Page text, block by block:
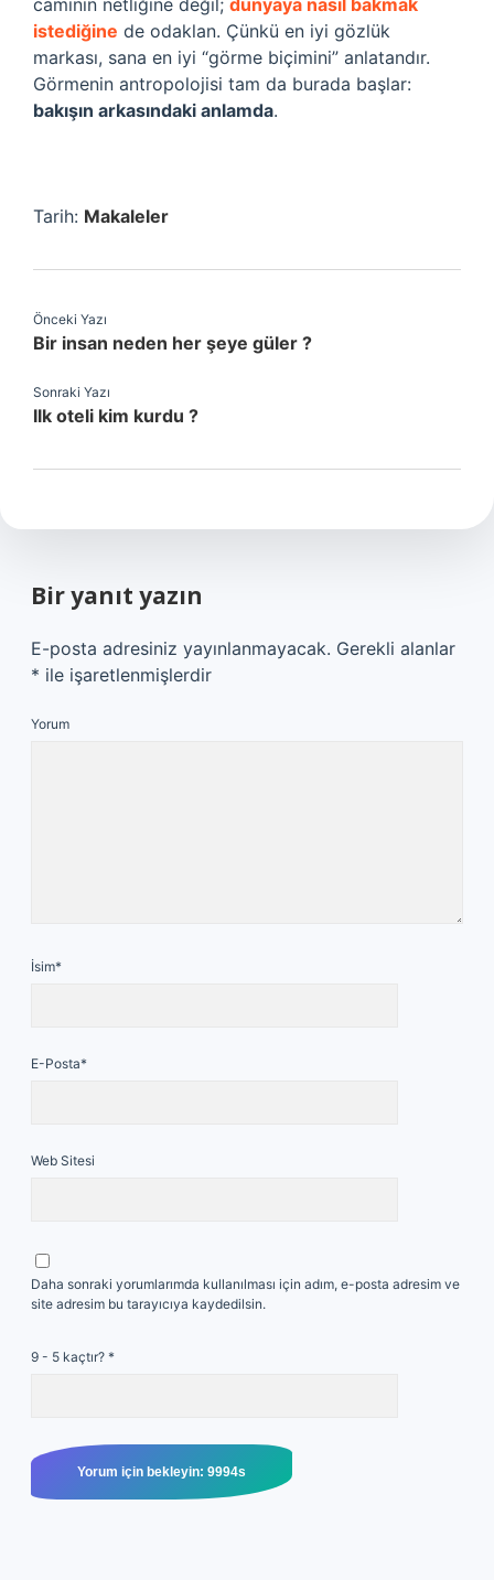
camının netliğine değil; dünyaya nasıl bakmak
istediğine de odaklan. Çünkü en iyi gözlük
markası, sana en iyi “görme biçimini” anlatandır.
Görmenin antropolojisi tam da burada başlar:
bakışın arkasındaki anlamda.
Tarih: Makaleler
Önceki Yazı
Bir insan neden her şeye güler ?
Sonraki Yazı
Ilk oteli kim kurdu ?
Bir yanıt yazın
E-posta adresiniz yayınlanmayacak. Gerekli alanlar
* ile işaretlenmişlerdir
Yorum
İsim*
E-Posta*
Web Sitesi
Daha sonraki yorumlarımda kullanılması için adım, e-posta adresim ve
site adresim bu tarayıcıya kaydedilsin.
9 - 5 kaçtır? *